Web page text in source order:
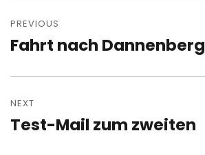
navigation
PREVIOUS
Previous
Fahrt nach Dannenberg
NEXT
Next
Test-Mail zum zweiten